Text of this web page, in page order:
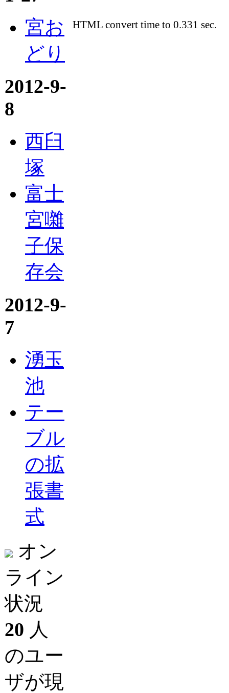
宮お
どり
2012-9-
8
西臼
塚
富士
宮囃
子保
存会
2012-9-
7
湧玉
池
テー
ブル
の拡
張書
式
オン
ライン
状況
20 人
のユー
ザが現
HTML convert time to 0.331 sec.